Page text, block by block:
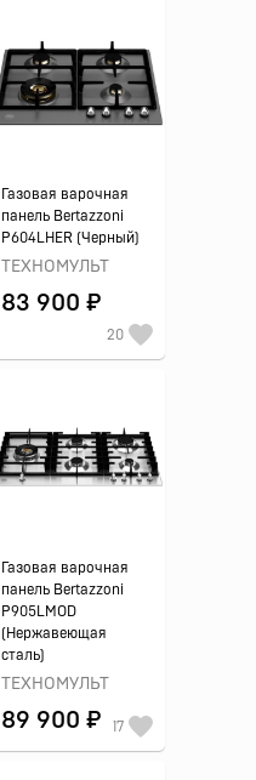
Газовая варочная
панель Bertazzoni
P604LHER (Черный)
ТЕХНОМУЛЬТ
83 900 ₽
20
Газовая варочная
панель Bertazzoni
P905LMOD
(Нержавеющая
сталь)
ТЕХНОМУЛЬТ
89 900 ₽ 17